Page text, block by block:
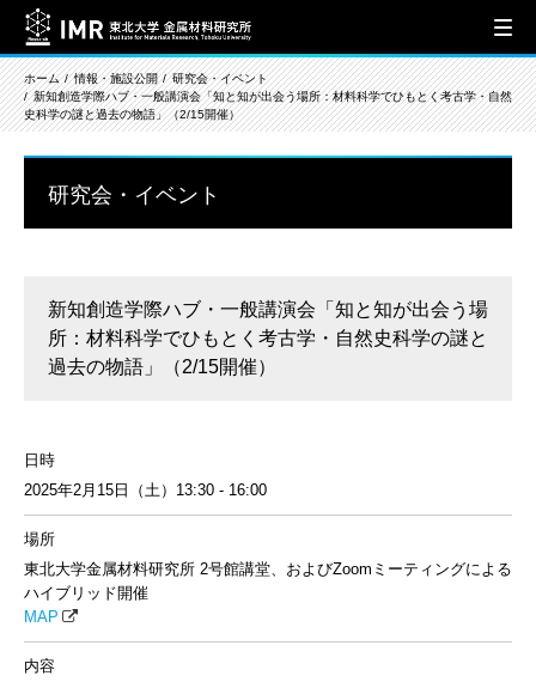
ホーム 情報・施設公開
研究会・イベント
新知創造学際ハブ・一般講演会「知と知が出会う場所：材料科学でひもとく考古学・自然
史科学の謎と過去の物語」（2/15開催）
研究会・イベント
新知創造学際ハブ・一般講演会「知と知が出会う場
所：材料科学でひもとく考古学・自然史科学の謎と
過去の物語」（2/15開催）
日時
2025年2月15日（土）13:30 - 16:00
場所
東北大学金属材料研究所 2号館講堂、およびZoomミーティングによる
ハイブリッド開催
MAP
内容